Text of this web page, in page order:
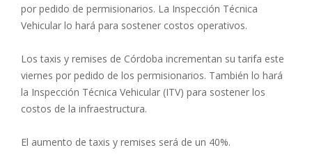
por pedido de permisionarios. La Inspección Técnica
Vehicular lo hará para sostener costos operativos.
Los taxis y remises de Córdoba incrementan su tarifa este
viernes por pedido de los permisionarios. También lo hará
la Inspección Técnica Vehicular (ITV) para sostener los
costos de la infraestructura.
El aumento de taxis y remises será de un 40%.